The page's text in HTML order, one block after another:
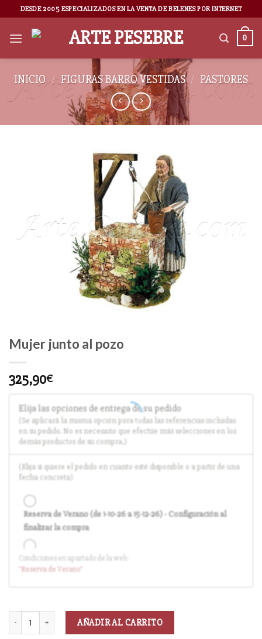
DESDE 2005 ESPECIALIZADOS EN LA VENTA DE BELENES POR INTERNET
0
INICIO / FIGURAS BARRO VESTIDAS / PASTORES
Mujer junto al pozo
325,90€
Elija las opciones de entrega de su pedido
(Se aplicará la misma opción para todas las referencias incluidas
en su pedido. No es necesario que efectúe más selecciones en los
demás productos de su compra.)
(Elija si quiere el pedido en cuanto esté disponible o a partir de una
fecha concreta)
Reserva de Verano (de 1-10-26 a 15-12-26) - Configuración al
finalizar la compra
Entrega en cuanto el pedido esté disponible (sin descuento)
Condiciones en apartado de la web:
"Reservade Verano"
AÑADIR AL CARRITO